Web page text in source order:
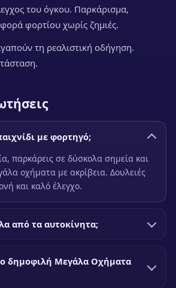
του όγκου. Παρκάρισμα,
φορτίου χωρίς ζημιές.
τη ρεαλιστική οδήγηση.
με φορτηγό;
παρκάρεις σε δύσκολα σημεία και
οχήματα με ακρίβεια. Δουλειές
και καλό έλεγχο.
από τα αυτοκίνητα;
δημοφιλή Μεγάλα Οχήματα